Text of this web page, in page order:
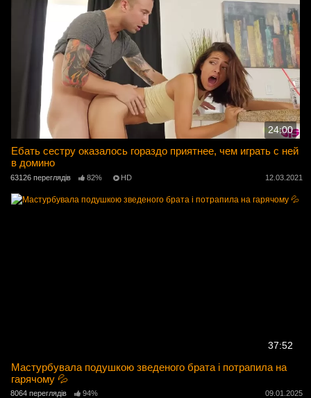
24:00
Ебать сестру оказалось гораздо приятнее, чем играть с ней
в домино
63126 переглядів 82% HD 12.03.2021
37:52
Мастурбувала подушкою зведеного брата і потрапила на
гарячому 💦
8064 переглядів 94% 09.01.2025